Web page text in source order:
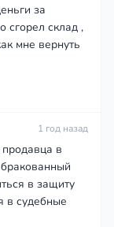
за
сгорел склад ,
мне вернуть
1 год назад
в
в защиту
в судебные